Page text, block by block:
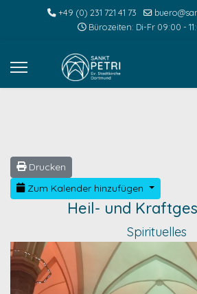
+49 (0) 231 721 41 73
Bürozeiten: Di-Fr 09:00 -
Drucken
Zum Kalender hinzufügen
Heil- und
Spirituelles